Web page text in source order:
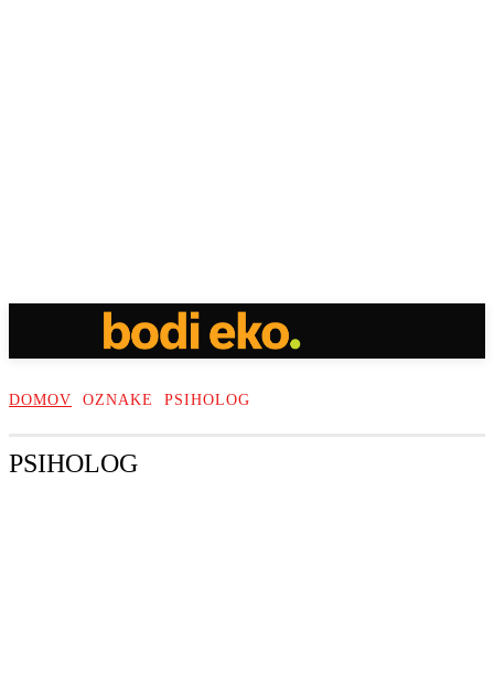
DOMOV OZNAKE PSIHOLOG
PSIHOLOG